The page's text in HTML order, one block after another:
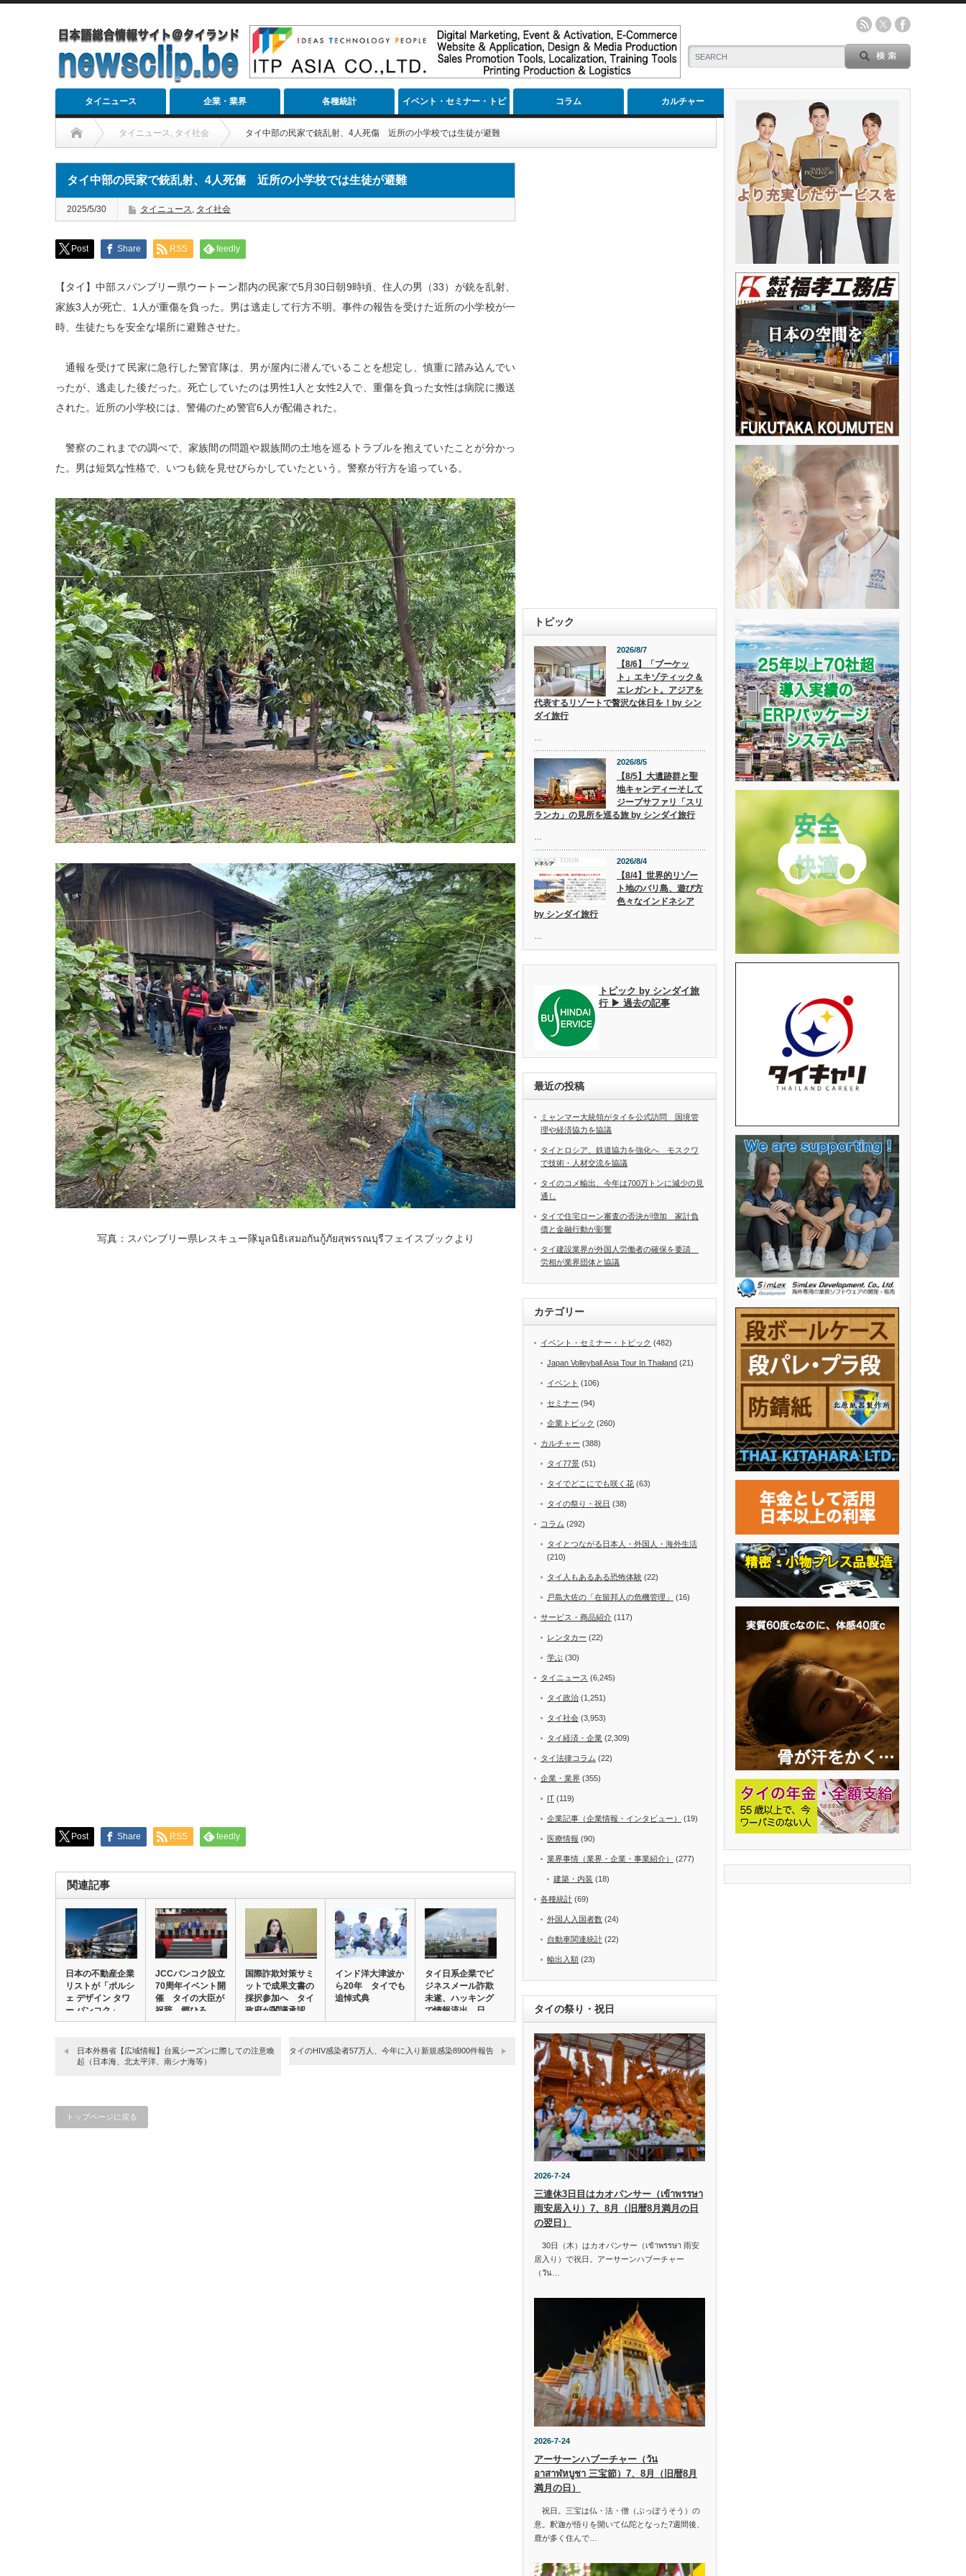
タイニュース 企業・業界 各種統計 イベント・セミナー・トピ
ック
コラム カルチャー
タイニュース, タイ社会 タイ中部の民家で銃乱射、4人死傷 近所の小学校では生徒が避難
タイ中部の民家で銃乱射、4人死傷 近所の小学校では生徒が避難
2025/5/30 タイニュース, タイ社会
Post Share RSS feedly
【タイ】中部スパンブリー県ウートーン郡内の民家で5月30日朝9時頃、住人の男（33）が銃を乱射、
家族3人が死亡、1人が重傷を負った。男は逃走して行方不明。事件の報告を受けた近所の小学校が一
時、生徒たちを安全な場所に避難させた。
通報を受けて民家に急行した警官隊は、男が屋内に潜んでいることを想定し、慎重に踏み込んでい
ったが、逃走した後だった。死亡していたのは男性1人と女性2人で、重傷を負った女性は病院に搬送
された。近所の小学校には、警備のため警官6人が配備された。
警察のこれまでの調べで、家族間の問題や親族間の土地を巡るトラブルを抱えていたことが分かっ
た。男は短気な性格で、いつも銃を見せびらかしていたという。警察が行方を追っている。
写真：スパンブリー県レスキュー隊มูลนิธิเสมอกันกู้ภัยสุพรรณบุรีフェイスブックより
Post Share RSS feedly
関連記事
日本の不動産企業
リストが「ポルシ
ェ デザイン タワ
ー バンコク」…
JCCバンコク設立
70周年イベント開
催 タイの大臣が
祝辞、郷ひろ…
国際詐欺対策サミ
ットで成果文書の
採択参加へ タイ
政府が閣議承認
インド洋大津波か
ら20年 タイでも
追悼式典
タイ日系企業でビ
ジネスメール詐欺
未遂、ハッキング
で情報流出 日
本…
日本外務省【広域情報】台風シーズンに際しての注意喚
起（日本海、北太平洋、南シナ海等）
タイのHIV感染者57万人、今年に入り新規感染8900件報告
トップページに戻る
トピック
2026/8/7
【8/6】「プーケッ
ト」エキゾティック＆
エレガント。アジアを
代表するリゾートで贅沢な休日を！by シン
ダイ旅行
2026/8/5
【8/5】大遺跡群と聖
地キャンディーそして
ジープサファリ「スリ
ランカ」の見所を巡る旅 by シンダイ旅行
2026/8/4
【8/4】世界的リゾー
ト地のバリ島、遊び方
色々なインドネシア
by シンダイ旅行
トピック by シンダイ旅
行 ▶ 過去の記事
最近の投稿
ミャンマー大統領がタイを公式訪問 国境管
理や経済協力を協議
タイとロシア、鉄道協力を強化へ モスクワ
で技術・人材交流を協議
タイのコメ輸出、今年は700万トンに減少の見
通し
タイで住宅ローン審査の否決が増加 家計負
債と金融行動が影響
タイ建設業界が外国人労働者の確保を要請
労相が業界団体と協議
カテゴリー
イベント・セミナー・トピック (482)
Japan Volleyball Asia Tour In Thailand (21)
イベント (106)
セミナー (94)
企業トピック (260)
カルチャー (388)
タイ77景 (51)
タイでどこにでも咲く花 (63)
タイの祭り・祝日 (38)
コラム (292)
タイとつながる日本人・外国人・海外生活
(210)
タイ人もあるある恐怖体験 (22)
戸島大佐の「在留邦人の危機管理」 (16)
サービス・商品紹介 (117)
レンタカー (22)
学ぶ (30)
タイニュース (6,245)
タイ政治 (1,251)
タイ社会 (3,953)
タイ経済・企業 (2,309)
タイ法律コラム (22)
企業・業界 (355)
IT (119)
企業記事（企業情報・インタビュー） (19)
医療情報 (90)
業界事情（業界・企業・事業紹介） (277)
建築・内装 (18)
各種統計 (69)
外国人入国者数 (24)
自動車関連統計 (22)
輸出入額 (23)
タイの祭り・祝日
2026-7-24
三連休3日目はカオパンサー（เข้าพรรษา
雨安居入り）7、8月（旧暦8月満月の日
の翌日）
30日（木）はカオパンサー（เข้าพรรษา 雨安
居入り）で祝日。アーサーンハブーチャー
（วัน…
2026-7-24
アーサーンハブーチャー（วัน
อาสาฬหบูชา 三宝節）7、8月（旧暦8月
満月の日）
祝日。三宝は仏・法・僧（ぶっぽうそう）の
意。釈迦が悟りを開いて仏陀となった7週間後、
鹿が多く住んで…